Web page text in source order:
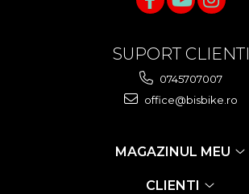
Manșoane și ghidolină
SUPORT CLIENTI
0745707007
office@bisbike.ro
MAGAZINUL MEU
CLIENTI